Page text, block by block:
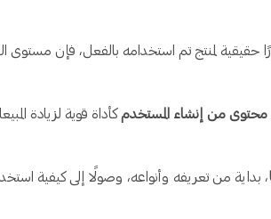
حقيقية لمنتج تم استخدامه بالفعل، فإن مستوى
محتوى من إنشاء المستخدم كأداة قوية لزيادة
، بداية من تعريفه وأنواعه، وصولًا إلى كيفية